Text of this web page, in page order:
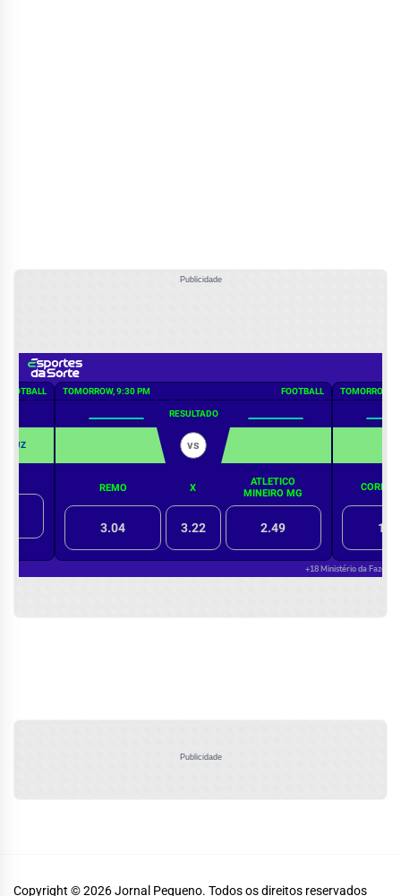
Publicidade
Publicidade
Copyright © 2026Jornal Pequeno. Todos os direitos reservados